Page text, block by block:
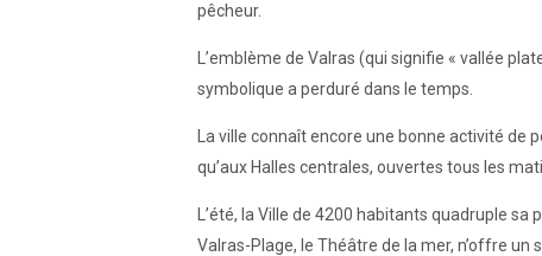
pêcheur.
L’emblème de Valras (qui signifie « vallée
symbolique a perduré dans le temps.
La ville connaît encore une bonne activité de
qu’aux Halles centrales, ouvertes tous les
L’été, la Ville de 4200 habitants quadruple
Valras-Plage, le Théâtre de la mer, n’offre